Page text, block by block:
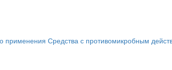
применения Средства с противомикробным